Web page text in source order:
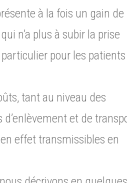
à la fois un gain de
n’a plus à subir la prise
pour les
tant au niveau des
et de
effet transmissibles en